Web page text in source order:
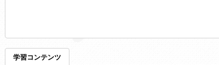
学習コンテンツ